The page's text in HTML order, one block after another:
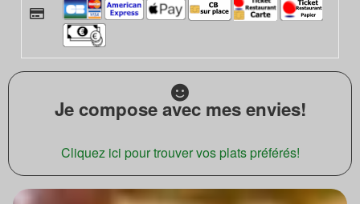
Je compose avec mes envies!
Cliquez ici pour trouver vos plats préférés!